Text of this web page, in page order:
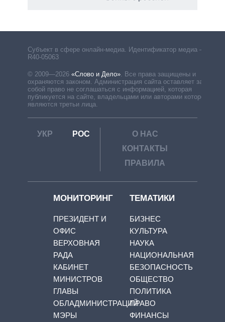
Субъект в сфере онлайн-медиа. Идентификатор медиа –
R40-05063
© 2009—2026 «Слово и Дело»
Все права защищены и
охраняются законом. Администрация сайта оставляет за
собой право не соглашаться с информацией, которая
публикуется на сайте, владельцами или авторами которой
являются третьи лица.
УКР РОС
О НАС
КОНТАКТЫ
ПРАВИЛА
МОНИТОРИНГ
ПРЕЗИДЕНТ И
ОФИС
ВЕРХОВНАЯ
РАДА
КАБИНЕТ
МИНИСТРОВ
ГЛАВЫ
ОБЛАДМИНИСТРАЦИЙ
МЭРЫ
ТЕМАТИКИ
БИЗНЕС
КУЛЬТУРА
НАУКА
НАЦИОНАЛЬНАЯ
БЕЗОПАСНОСТЬ
ОБЩЕСТВО
ПОЛИТИКА
ПРАВО
ФИНАНСЫ